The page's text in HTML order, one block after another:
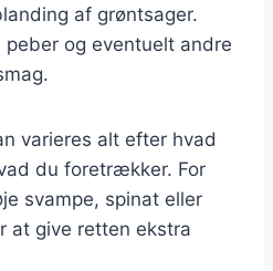
af grøntsager.
peber og eventuelt andre
varieres alt efter hvad
du foretrækker. For
svampe, spinat eller
at give retten ekstra